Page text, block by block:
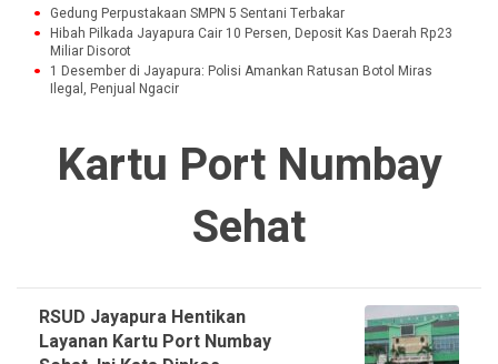
Gedung Perpustakaan SMPN 5 Sentani Terbakar
Hibah Pilkada Jayapura Cair 10 Persen, Deposit Kas Daerah Rp23
Miliar Disorot
1 Desember di Jayapura: Polisi Amankan Ratusan Botol Miras
Ilegal, Penjual Ngacir
Kartu Port Numbay
Sehat
RSUD Jayapura Hentikan
Layanan Kartu Port Numbay